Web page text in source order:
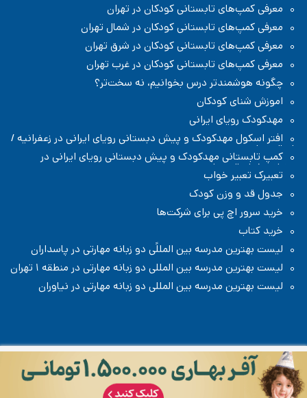
معرفی کمپ‌های تابستانی کودکان در تهران
معرفی کمپ‌های تابستانی کودکان در شمال تهران
معرفی کمپ‌های تابستانی کودکان در شرق تهران
معرفی کمپ‌های تابستانی کودکان در غرب تهران
چگونه هوشمندتر درس بخوانیم، نه سخت‌تر؟
اموزش شنای کودکان
مهدکودک رویای ایرانی
افتر اسکول مهدکودک و پیش دبستانی رویای ایرانی در زعفرانیه /
شمال تهران
کمپ تابستانی مهدکودک و پیش دبستانی رویای ایرانی در
زعفرانیه / شمال تهران
تعبیرک تعبیر خواب
جدول قد و وزن کودک
خرید سرور اچ پی برای شرکت‌ها
خرید کتاب
لیست بهترین مدرسه بین المللًی دو زبانه مهارتی در پاسداران
لیست بهترین مدرسه بین المللی دو زبانه مهارتی در منطقه ۱ تهران
لیست بهترین مدرسه بین المللی دو زبانه مهارتی در نیاوران
تمامی حقوق مطالب و تصاویر تولیدی این سایت متعلق به سایت رادیو
کودک است، هرگونه کپی برداری با ذکر نام سایت و لینک به آن براساس
صفحه قوانین و مقرراتبلامانع است.